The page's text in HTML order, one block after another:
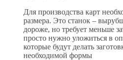
Для производства карт
размера. Это станок –
дороже, но требует меньше
просто нужно уложиться в
которые будут делать
необходимой формы